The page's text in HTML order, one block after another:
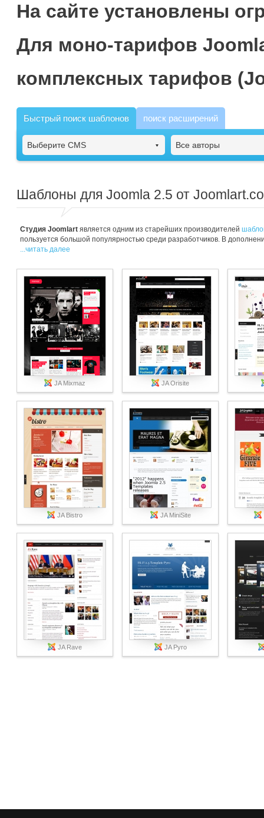
На сайте установлены
Для моно-тарифов
комплексных тарифов
Быстрый поиск шаблонов поиск расширений
Выберите CMS Все авторы
Шаблоны для Joomla 2.5 от
Студия Joomlart является одним из старейших производителей
пользуется большой популярностью среди разработчиков. В
...читать далее
JA Mixmaz JA Orisite
JA Bistro JA MiniSite
JA Rave JA Pyro